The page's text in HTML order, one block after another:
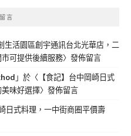
言
生活園區創宇通訊台北光華店，二
可提供後續服務〉發佈留言
」於〈 【食記】台中岡崎日式
味好選擇〉發佈留言
日式料理，一中街商圈平價壽